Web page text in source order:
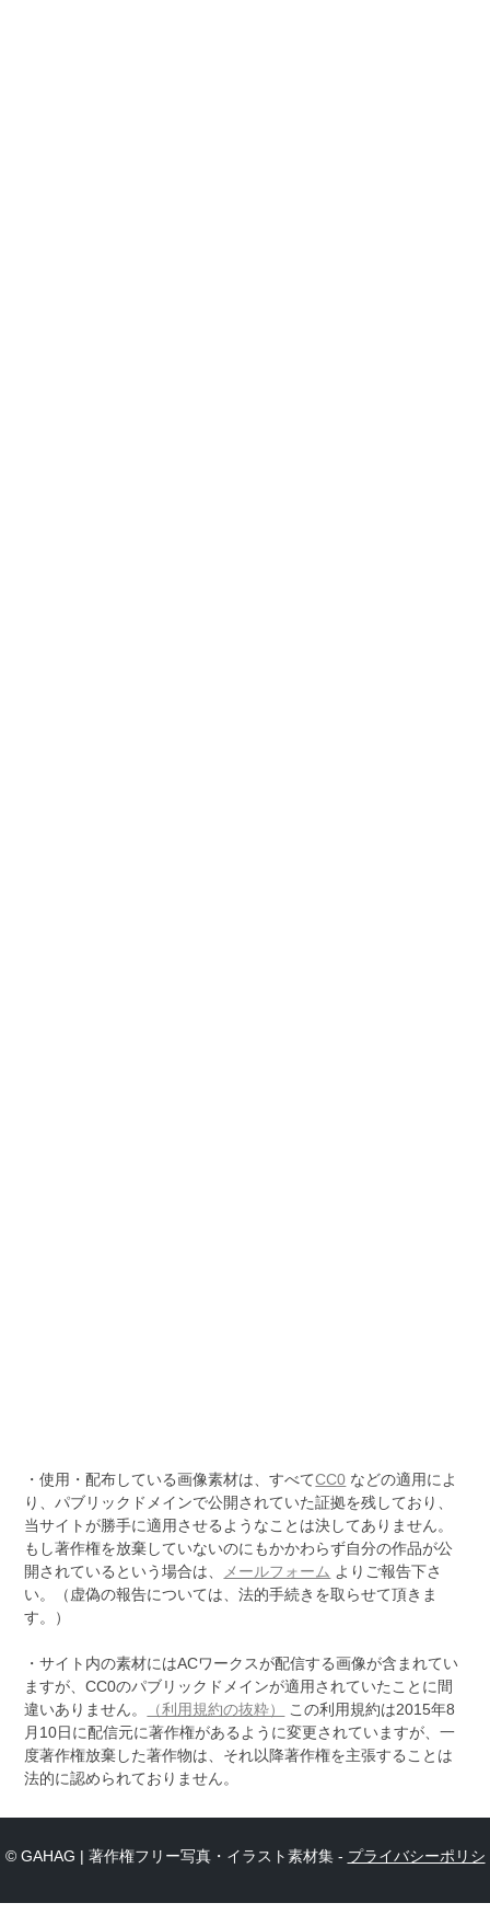
・使用・配布している画像素材は、すべてCC0 などの適用によ
り、パブリックドメインで公開されていた証拠を残しており、
当サイトが勝手に適用させるようなことは決してありません。
もし著作権を放棄していないのにもかかわらず自分の作品が公
開されているという場合は、
メールフォーム よりご報告下さ
い。（虚偽の報告については、法的手続きを取らせて頂きま
す。）
・サイト内の素材にはACワークスが配信する画像が含まれてい
ますが、CC0のパブリックドメインが適用されていたことに間
違いありません。
（利用規約の抜粋）
この利用規約は2015年8
月10日に配信元に著作権があるように変更されていますが、一
度著作権放棄した著作物は、それ以降著作権を主張することは
法的に認められておりません。
© GAHAG | 著作権フリー写真・イラスト素材集 - プライバシーポリシ